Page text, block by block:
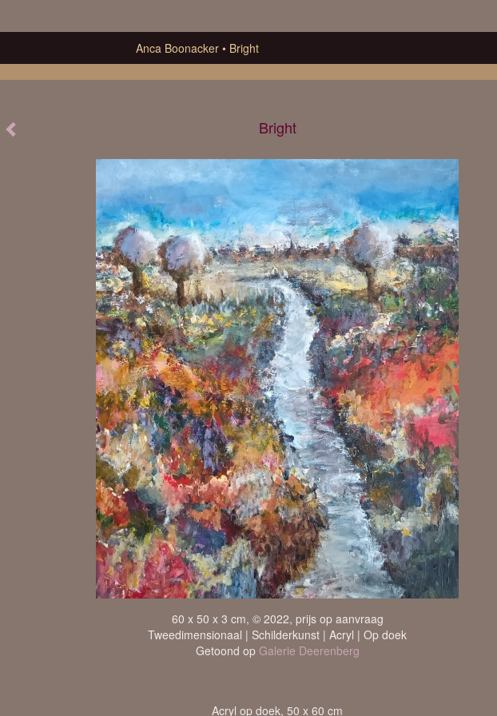
Anca Boonacker Bright
Bright
60 x 50 x 3 cm, © 2022, prijs op aanvraag
Tweedimensionaal | Schilderkunst | Acryl | Op doek
Getoond op Galerie Deerenberg
Acryl op doek, 50 x 60 cm